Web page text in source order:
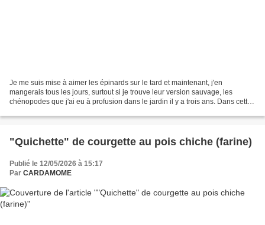
Je me suis mise à aimer les épinards sur le tard et maintenant, j'en
mangerais tous les jours, surtout si je trouve leur version sauvage, les
chénopodes que j'ai eu à profusion dans le jardin il y a trois ans. Dans cette
"Quichette" de courgette au pois chiche (farine)
Publié le 12/05/2026 à 15:17
Par CARDAMOME